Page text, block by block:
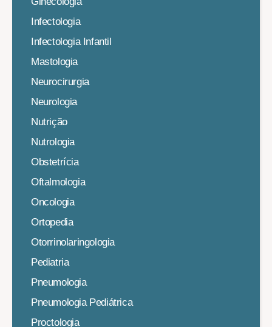
Infectologia
Infectologia Infantil
Mastologia
Neurocirurgia
Neurologia
Nutrição
Nutrologia
Obstetrícia
Oftalmologia
Oncologia
Ortopedia
Otorrinolaringologia
Pediatria
Pneumologia
Pneumologia Pediátrica
Proctologia